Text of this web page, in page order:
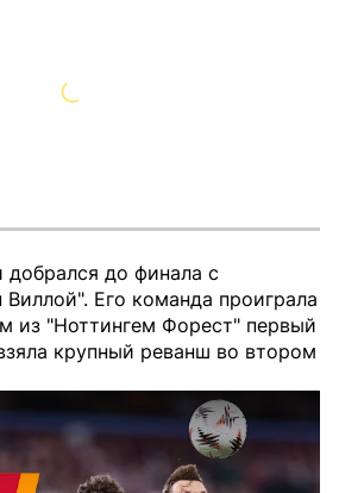
до финала с
Виллой". Его команда проиграла
из "Ноттингем Форест" первый
крупный реванш во втором